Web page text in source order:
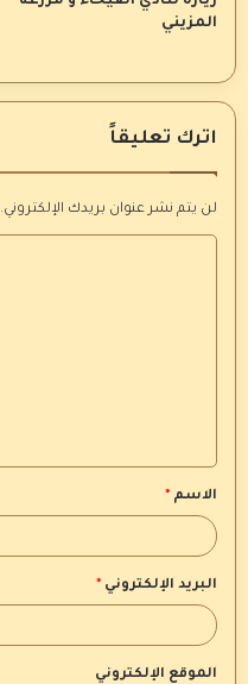
المزيني
اترك تعليقاً
لن يتم نشر عنوان بريدك الإلكتروني.
ق
*الاسم *
البريد الإلكتروني *
الموقع الإلكتروني